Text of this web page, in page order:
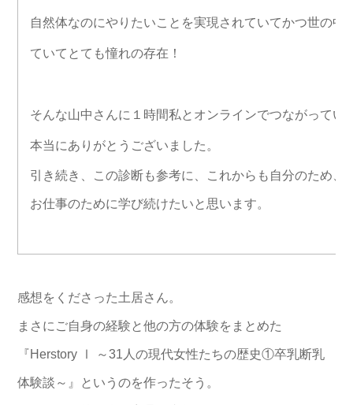
自然体なのにやりたいことを実現されていてかつ世の中
ていてとても憧れの存在！
そんな山中さんに１時間私とオンラインでつながってい
本当にありがとうございました。
引き続き、この診断も参考に、これからも自分のため、
お仕事のために学び続けたいと思います。
感想をくださった土居さん。
まさにご自身の経験と他の方の体験をまとめた
『Herstory Ⅰ ～31人の現代女性たちの歴史①卒乳断乳
体験談～』というのを作ったそう。